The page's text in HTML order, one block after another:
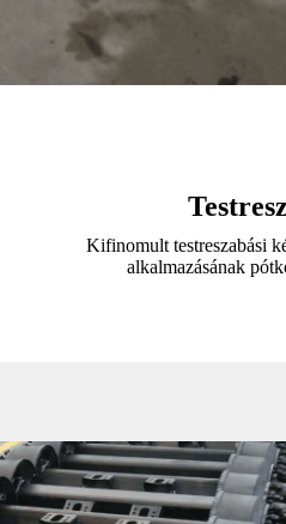
Kifinomult testreszabási
alkalmazásának